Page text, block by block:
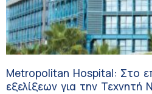
Metropolitan Hospital: Στο
εξελίξεων για την Τεχνητή Νοημοσύνη και την